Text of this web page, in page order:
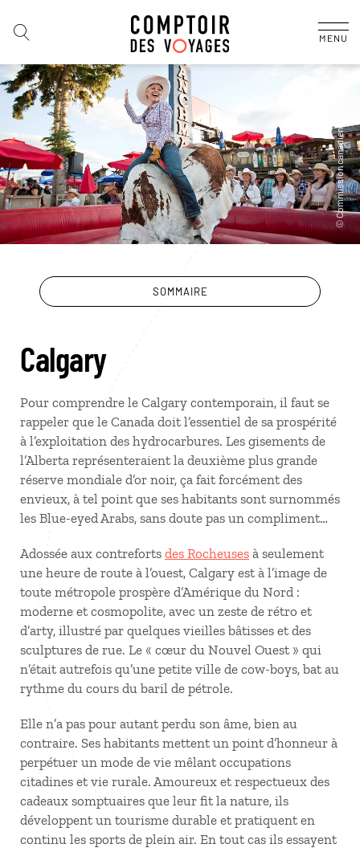
MENU
SOMMAIRE
Calgary
Pour comprendre le Calgary contemporain, il faut se
rappeler que le Canada doit l’essentiel de sa prospérité
à l’exploitation des hydrocarbures. Les gisements de
l’Alberta représenteraient la deuxième plus grande
réserve mondiale d’or noir, ça fait forcément des
envieux, à tel point que ses habitants sont surnommés
les Blue-eyed Arabs, sans doute pas un compliment…
Adossée aux contreforts des Rocheuses à seulement
une heure de route à l’ouest, Calgary est à l’image de
toute métropole prospère d’Amérique du Nord :
moderne et cosmopolite, avec un zeste de rétro et
d’arty, illustré par quelques vieilles bâtisses et des
sculptures de rue. Le « cœur du Nouvel Ouest » qui
n’était autrefois qu’une petite ville de cow-boys, bat au
rythme du cours du baril de pétrole.
Elle n’a pas pour autant perdu son âme, bien au
contraire. Ses habitants mettent un point d’honneur à
perpétuer un mode de vie mêlant occupations
citadines et vie rurale. Amoureux et respectueux des
cadeaux somptuaires que leur fit la nature, ils
développent un tourisme durable et pratiquent en
continu les sports de plein air. En tout cas ils essayent